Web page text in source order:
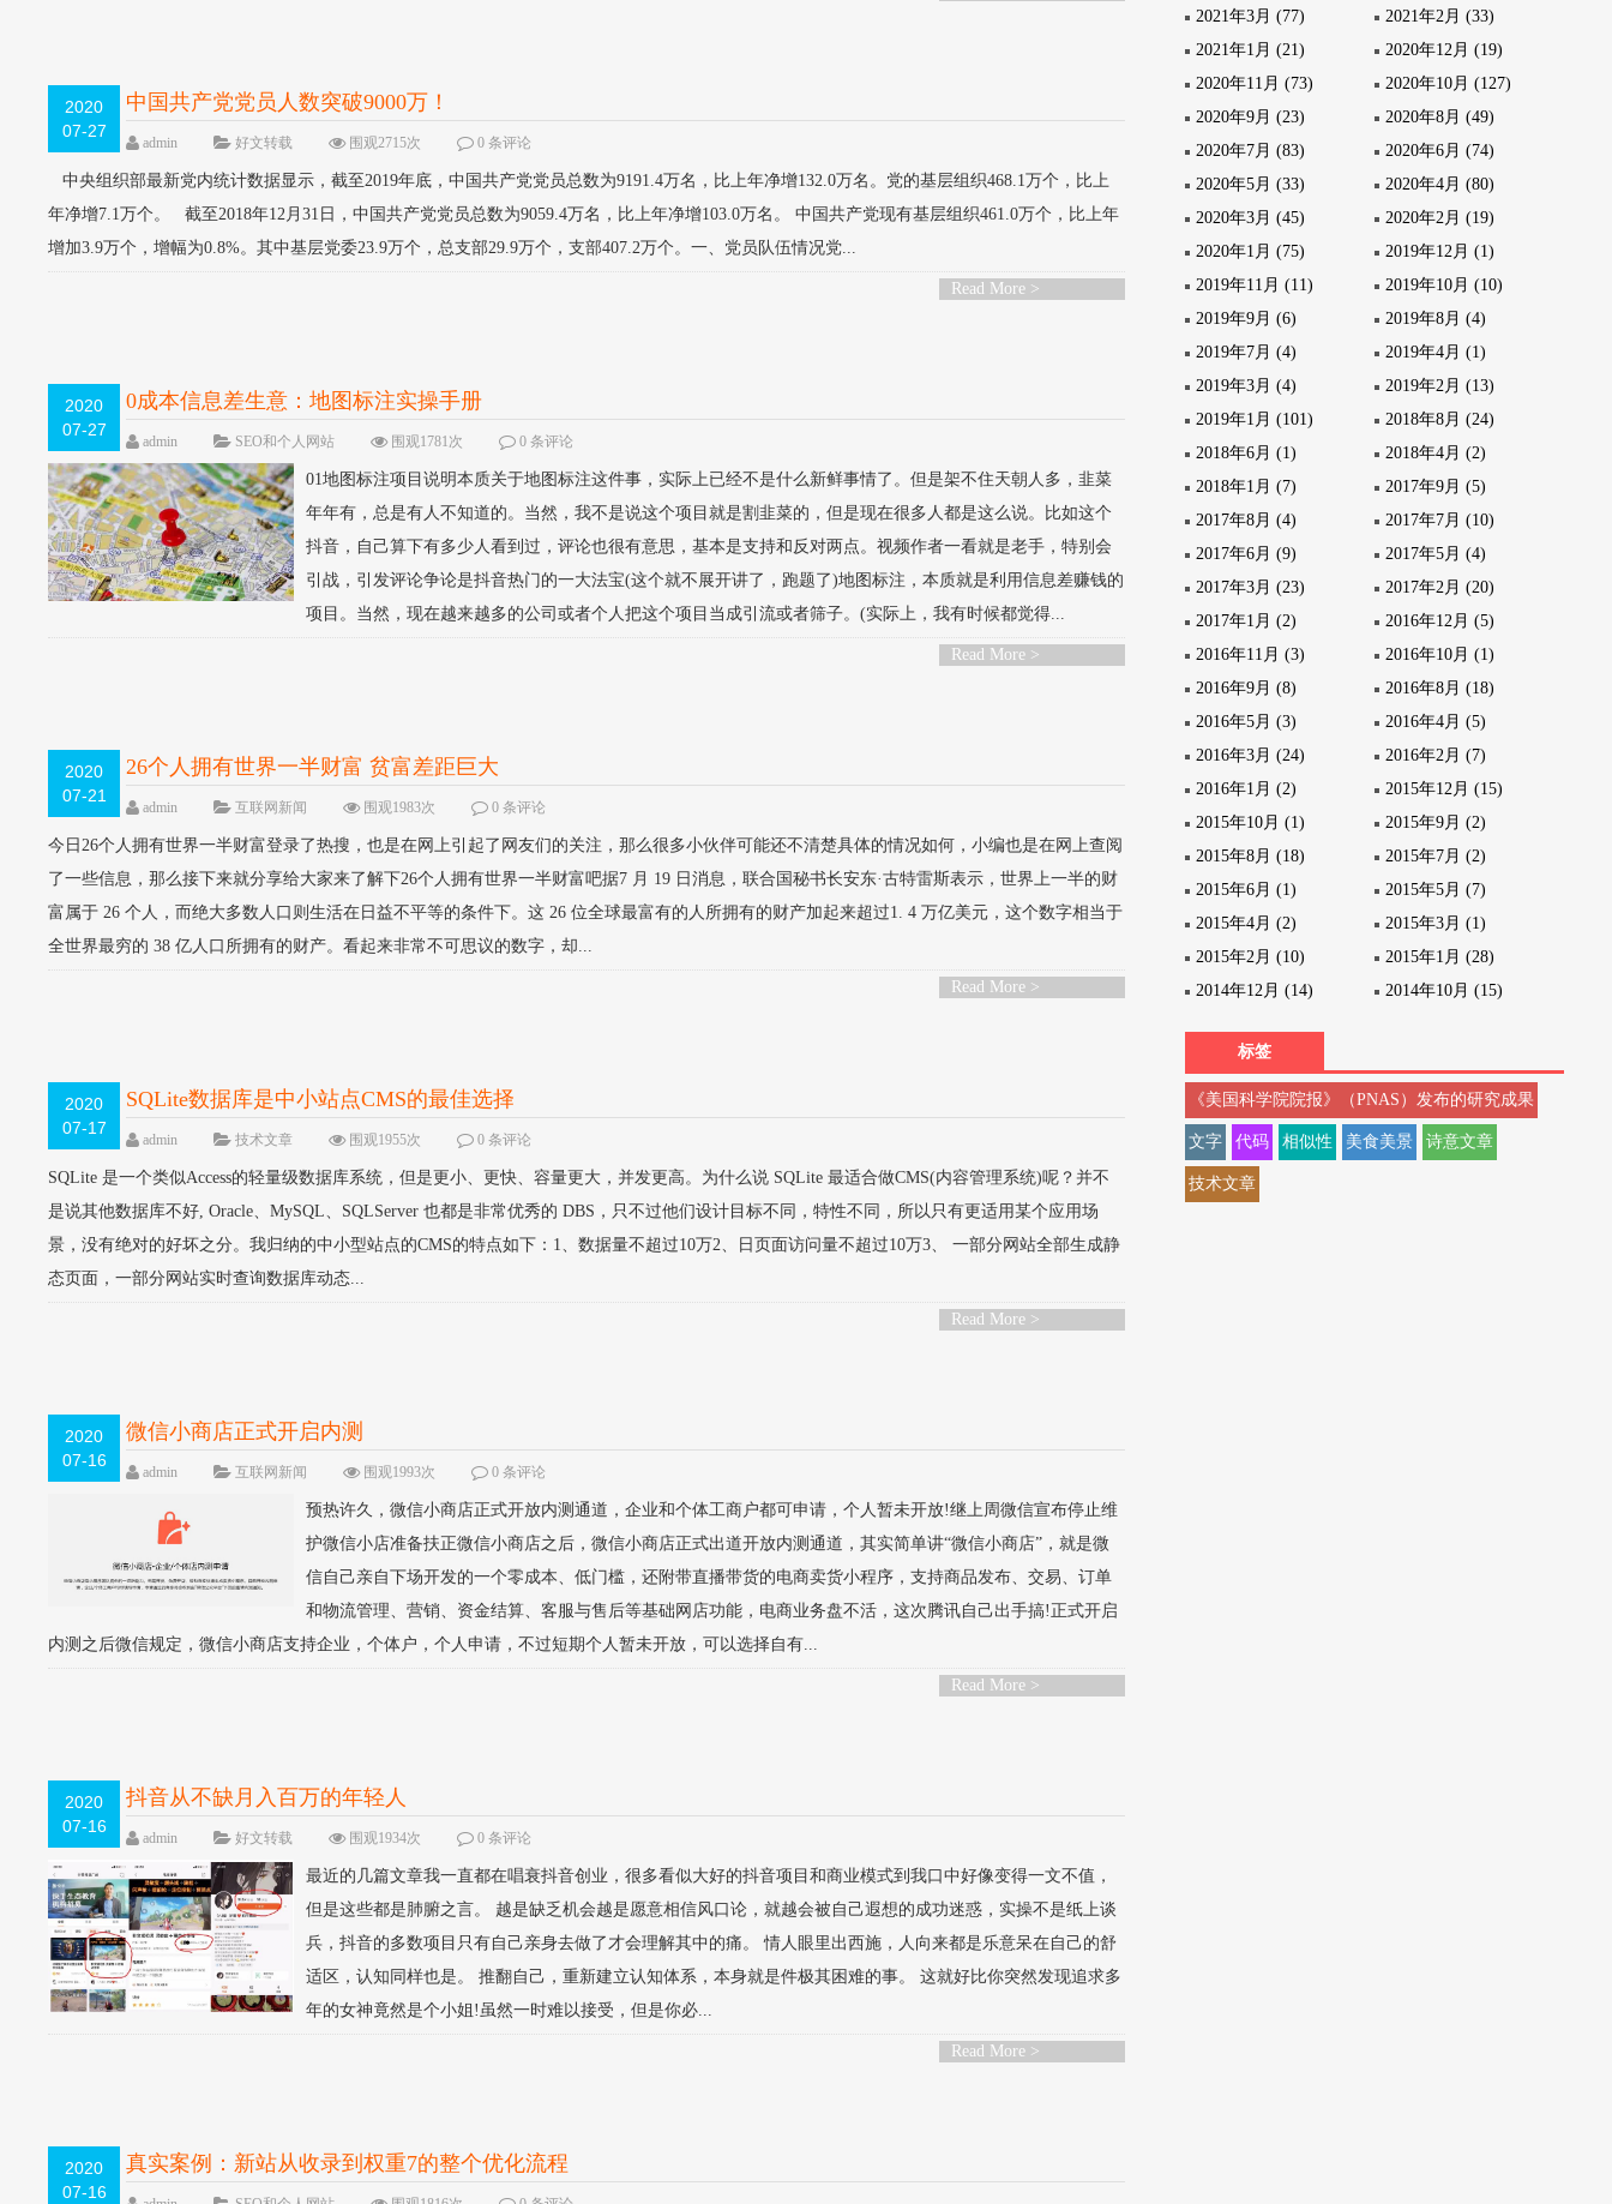
2020
07-27
中国共产党党员人数突破9000万！
admin 好文转载 围观2715次 0 条评论
中央组织部最新党内统计数据显示，截至2019年底，中国共产党党员总数为9191.4万名，比上年净增132.0万名。党的基层组织468.1万个，比上
年净增7.1万个。 截至2018年12月31日，中国共产党党员总数为9059.4万名，比上年净增103.0万名。 中国共产党现有基层组织461.0万个，比上年
增加3.9万个，增幅为0.8%。其中基层党委23.9万个，总支部29.9万个，支部407.2万个。一、党员队伍情况党...
Read More >
2020
07-27
0成本信息差生意：地图标注实操手册
admin SEO和个人网站 围观1781次 0 条评论
01地图标注项目说明本质关于地图标注这件事，实际上已经不是什么新鲜事情了。但是架不住天朝人多，韭菜
年年有，总是有人不知道的。当然，我不是说这个项目就是割韭菜的，但是现在很多人都是这么说。比如这个
抖音，自己算下有多少人看到过，评论也很有意思，基本是支持和反对两点。视频作者一看就是老手，特别会
引战，引发评论争论是抖音热门的一大法宝(这个就不展开讲了，跑题了)地图标注，本质就是利用信息差赚钱的
项目。当然，现在越来越多的公司或者个人把这个项目当成引流或者筛子。(实际上，我有时候都觉得...
Read More >
2020
07-21
26个人拥有世界一半财富 贫富差距巨大
admin 互联网新闻 围观1983次 0 条评论
今日26个人拥有世界一半财富登录了热搜，也是在网上引起了网友们的关注，那么很多小伙伴可能还不清楚具体的情况如何，小编也是在网上查阅
了一些信息，那么接下来就分享给大家来了解下26个人拥有世界一半财富吧据7 月 19 日消息，联合国秘书长安东·古特雷斯表示，世界上一半的财
富属于 26 个人，而绝大多数人口则生活在日益不平等的条件下。这 26 位全球最富有的人所拥有的财产加起来超过1. 4 万亿美元，这个数字相当于
全世界最穷的 38 亿人口所拥有的财产。看起来非常不可思议的数字，却...
Read More >
2020
07-17
SQLite数据库是中小站点CMS的最佳选择
admin 技术文章 围观1955次 0 条评论
SQLite 是一个类似Access的轻量级数据库系统，但是更小、更快、容量更大，并发更高。为什么说 SQLite 最适合做CMS(内容管理系统)呢？并不
是说其他数据库不好, Oracle、MySQL、SQLServer 也都是非常优秀的 DBS，只不过他们设计目标不同，特性不同，所以只有更适用某个应用场
景，没有绝对的好坏之分。我归纳的中小型站点的CMS的特点如下：1、数据量不超过10万2、日页面访问量不超过10万3、 一部分网站全部生成静
态页面，一部分网站实时查询数据库动态...
Read More >
2020
07-16
微信小商店正式开启内测
admin 互联网新闻 围观1993次 0 条评论
预热许久，微信小商店正式开放内测通道，企业和个体工商户都可申请，个人暂未开放!继上周微信宣布停止维
护微信小店准备扶正微信小商店之后，微信小商店正式出道开放内测通道，其实简单讲“微信小商店”，就是微
信自己亲自下场开发的一个零成本、低门槛，还附带直播带货的电商卖货小程序，支持商品发布、交易、订单
和物流管理、营销、资金结算、客服与售后等基础网店功能，电商业务盘不活，这次腾讯自己出手搞!正式开启
内测之后微信规定，微信小商店支持企业，个体户，个人申请，不过短期个人暂未开放，可以选择自有...
Read More >
2020
07-16
抖音从不缺月入百万的年轻人
admin 好文转载 围观1934次 0 条评论
最近的几篇文章我一直都在唱衰抖音创业，很多看似大好的抖音项目和商业模式到我口中好像变得一文不值，
但是这些都是肺腑之言。 越是缺乏机会越是愿意相信风口论，就越会被自己遐想的成功迷惑，实操不是纸上谈
兵，抖音的多数项目只有自己亲身去做了才会理解其中的痛。 情人眼里出西施，人向来都是乐意呆在自己的舒
适区，认知同样也是。 推翻自己，重新建立认知体系，本身就是件极其困难的事。 这就好比你突然发现追求多
年的女神竟然是个小姐!虽然一时难以接受，但是你必...
Read More >
2020
07-16
真实案例：新站从收录到权重7的整个优化流程
2021年3月 (77)
2021年2月 (33)
2021年1月 (21)
2020年12月 (19)
2020年11月 (73)
2020年10月 (127)
2020年9月 (23)
2020年8月 (49)
2020年7月 (83)
2020年6月 (74)
2020年5月 (33)
2020年4月 (80)
2020年3月 (45)
2020年2月 (19)
2020年1月 (75)
2019年12月 (1)
2019年11月 (11)
2019年10月 (10)
2019年9月 (6)
2019年8月 (4)
2019年7月 (4)
2019年4月 (1)
2019年3月 (4)
2019年2月 (13)
2019年1月 (101)
2018年8月 (24)
2018年6月 (1)
2018年4月 (2)
2018年1月 (7)
2017年9月 (5)
2017年8月 (4)
2017年7月 (10)
2017年6月 (9)
2017年5月 (4)
2017年3月 (23)
2017年2月 (20)
2017年1月 (2)
2016年12月 (5)
2016年11月 (3)
2016年10月 (1)
2016年9月 (8)
2016年8月 (18)
2016年5月 (3)
2016年4月 (5)
2016年3月 (24)
2016年2月 (7)
2016年1月 (2)
2015年12月 (15)
2015年10月 (1)
2015年9月 (2)
2015年8月 (18)
2015年7月 (2)
2015年6月 (1)
2015年5月 (7)
2015年4月 (2)
2015年3月 (1)
2015年2月 (10)
2015年1月 (28)
2014年12月 (14)
2014年10月 (15)
标签
《美国科学院院报》（PNAS）发布的研究成果
文字 代码 相似性 美食美景 诗意文章
技术文章